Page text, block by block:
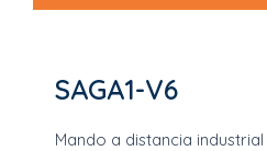
SAGA1-V6
Mando a distancia